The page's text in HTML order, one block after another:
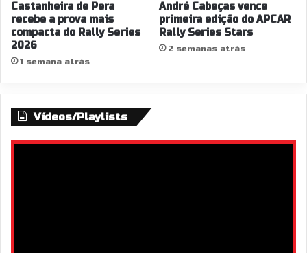
Castanheira de Pera
recebe a prova mais
compacta do Rally Series
2026
1 semana atrás
André Cabeças vence
primeira edição do APCAR
Rally Series Stars
2 semanas atrás
Vídeos/Playlists